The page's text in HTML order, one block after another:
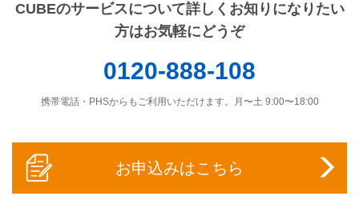
CUBEのサービスについて詳しくお知りになりたい
方はお気軽にどうぞ
0120-888-108
携帯電話・PHSからもご利用いただけます。月〜土 9:00〜18:00
お申込みはこちら